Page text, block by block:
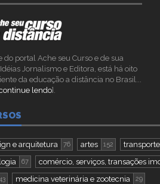
do portal Ache seu Curso e de sua
Jornalismo e Editora, está há oito
da educação a distância no Brasil...
lendo].
e arquitetura 76 artes 152
67
comércio, serviços, transações
medicina veterinária e zootecnia 29